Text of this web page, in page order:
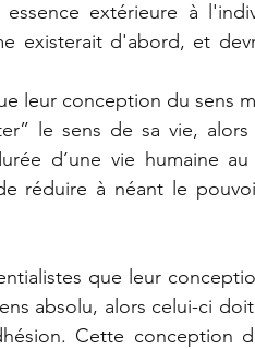
extérieure à
existerait d'abord, et
leur conception du sens
le sens de sa vie,
d’une vie humaine
réduire à néant le
que leur
absolu, alors celui-ci
Cette conception